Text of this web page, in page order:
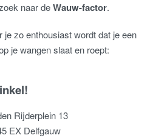
naar deWauw-factor.
je zo enthousiast wordt dat je een
je wangen slaat en roept:
Rijderplein 13
EX Delfgauw